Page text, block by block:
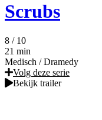
Scrubs
8 / 10
21 min
Medisch / Dramedy
Volg deze serie
Bekijk trailer